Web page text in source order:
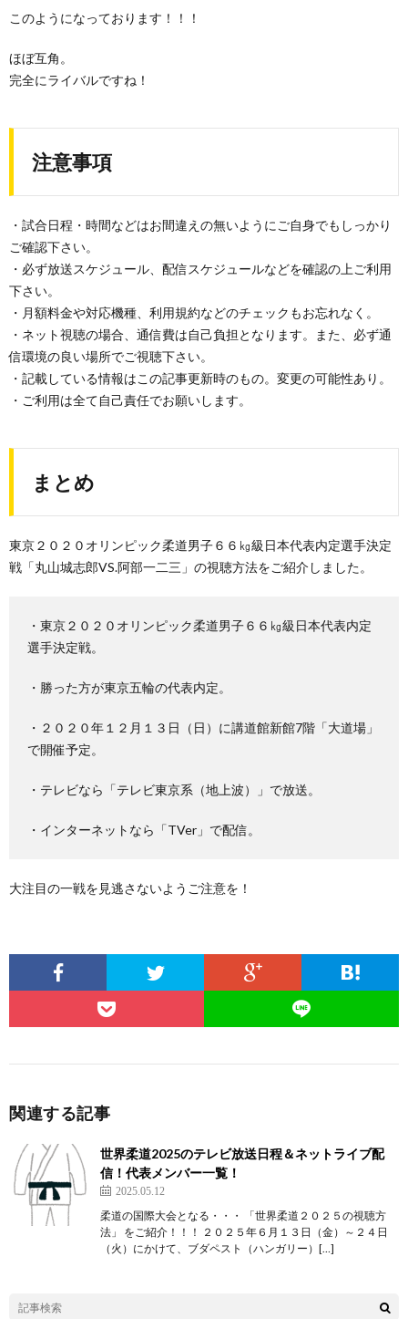
このようになっております！！！
ほぼ互角。
完全にライバルですね！
注意事項
・試合日程・時間などはお間違えの無いようにご自身でもしっかり
ご確認下さい。
・必ず放送スケジュール、配信スケジュールなどを確認の上ご利用
下さい。
・月額料金や対応機種、利用規約などのチェックもお忘れなく。
・ネット視聴の場合、通信費は自己負担となります。また、必ず通
信環境の良い場所でご視聴下さい。
・記載している情報はこの記事更新時のもの。変更の可能性あり。
・ご利用は全て自己責任でお願いします。
まとめ
東京２０２０オリンピック柔道男子６６㎏級日本代表内定選手決定
戦「丸山城志郎VS.阿部一二三」の視聴方法をご紹介しました。
・東京２０２０オリンピック柔道男子６６㎏級日本代表内定
選手決定戦。
・勝った方が東京五輪の代表内定。
・２０２０年１２月１３日（日）に講道館新館7階「大道場」
で開催予定。
・テレビなら「テレビ東京系（地上波）」で放送。
・インターネットなら「TVer」で配信。
大注目の一戦を見逃さないようご注意を！
関連する記事
世界柔道2025のテレビ放送日程＆ネットライブ配
信！代表メンバー一覧！
2025.05.12
柔道の国際大会となる・・・ 「世界柔道２０２５の視聴方
法」 をご紹介！！！ ２０２５年６月１３日（金）～２４日
（火）にかけて、ブダペスト（ハンガリー）[…]